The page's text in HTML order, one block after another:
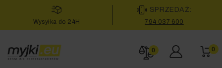
Wysyłka do 24H
SPRZEDAŻ:
794 037 600
0 0